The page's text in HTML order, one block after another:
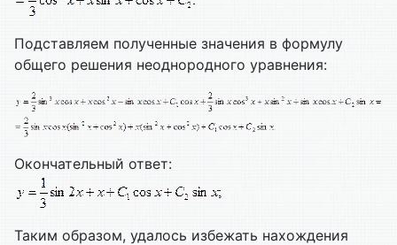
Подставляем полученные значения в формулу
общего решения неоднородного уравнения:
Окончательный ответ:
Таким образом, удалось избежать нахождения